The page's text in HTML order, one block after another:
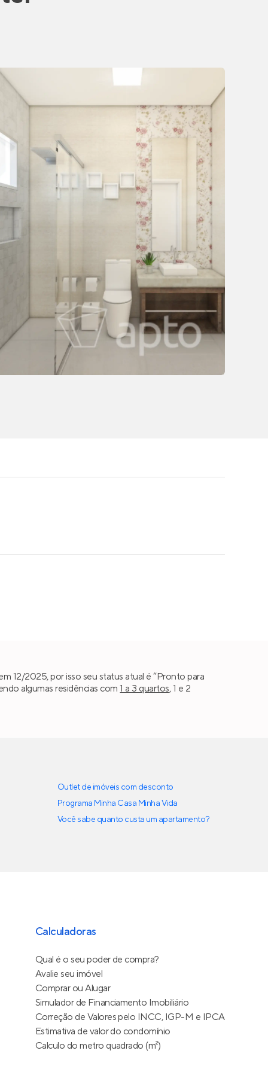
12/2025, por isso seu status atual é “Pronto para
algumas residências com1 a 3 quartos, 1 e 2
Outlet de imóveis com desconto
Programa Minha Casa Minha Vida
Você sabe quanto custa um apartamento?
Calculadoras
Qual é o seu poder de compra?
Avalie seu imóvel
Comprar ou Alugar
Simulador de Financiamento Imobiliário
Correção de Valores pelo INCC, IGP-M e IPCA
Estimativa de valor do condomínio
Calculo do metro quadrado (m²)